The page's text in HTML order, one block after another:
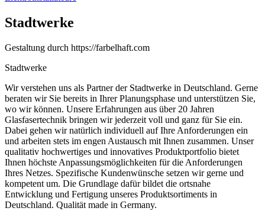
Stadtwerke
Gestaltung durch https://farbelhaft.com
Stadtwerke
Wir verstehen uns als Partner der Stadtwerke in Deutschland. Gerne
beraten wir Sie bereits in Ihrer Planungsphase und unterstützen Sie,
wo wir können. Unsere Erfahrungen aus über 20 Jahren
Glasfasertechnik bringen wir jederzeit voll und ganz für Sie ein.
Dabei gehen wir natürlich individuell auf Ihre Anforderungen ein
und arbeiten stets im engen Austausch mit Ihnen zusammen. Unser
qualitativ hochwertiges und innovatives Produktportfolio bietet
Ihnen höchste Anpassungsmöglichkeiten für die Anforderungen
Ihres Netzes. Spezifische Kundenwünsche setzen wir gerne und
kompetent um. Die Grundlage dafür bildet die ortsnahe
Entwicklung und Fertigung unseres Produktsortiments in
Deutschland. Qualität made in Germany.